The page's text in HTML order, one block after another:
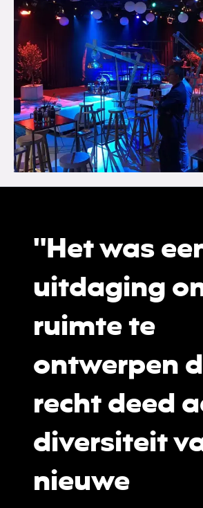
"Het was
uitdaging
ruimte te
ontwerpen
recht deed
diversiteit
nieuwe